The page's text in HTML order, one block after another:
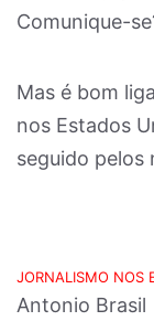
Comunique-
Mas é bom
nos Estados
seguido pelos
JORNALISMO NOS
Antonio Brasil